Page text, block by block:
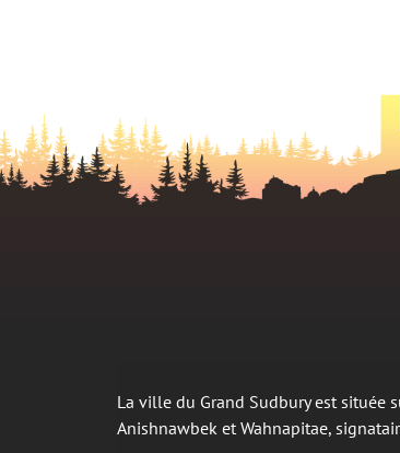
La ville du Grand Sudbury est située
Anishnawbek et Wahnapitae,